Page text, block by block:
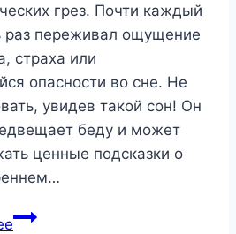
грез. Почти каждый
раз переживал ощущение
страха или
опасности во сне. Не
увидев такой сон! Он
беду и может
ценные подсказки о
Сон